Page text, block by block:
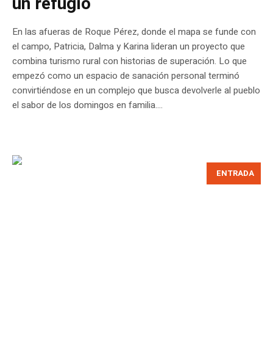
En las afueras de Roque Pérez, donde el mapa se funde con
el campo, Patricia, Dalma y Karina lideran un proyecto que
combina turismo rural con historias de superación. Lo que
empezó como un espacio de sanación personal terminó
convirtiéndose en un complejo que busca devolverle al pueblo
el sabor de los domingos en familia....
ENTRADA